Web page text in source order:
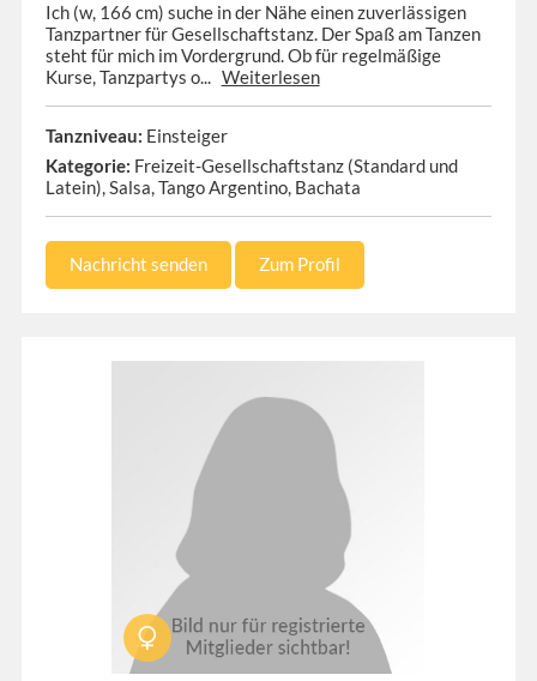
Ich (w, 166 cm) suche in der Nähe einen zuverlässigen
Tanzpartner für Gesellschaftstanz. Der Spaß am Tanzen
steht für mich im Vordergrund. Ob für regelmäßige
Kurse, Tanzpartys o... Weiterlesen
Tanzniveau: Einsteiger
Kategorie: Freizeit-Gesellschaftstanz (Standard und
Latein), Salsa, Tango Argentino, Bachata
Nachricht senden Zum Profil